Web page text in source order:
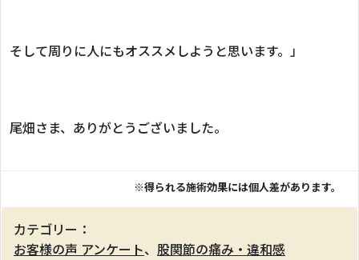
そして周りに人にもオススメしようと思います。」
尾畑さま、ありがとうございました。
※得られる施術効果には個人差があります。
カテゴリー：
お客様の声 アンケート、 股関節の痛み・違和感